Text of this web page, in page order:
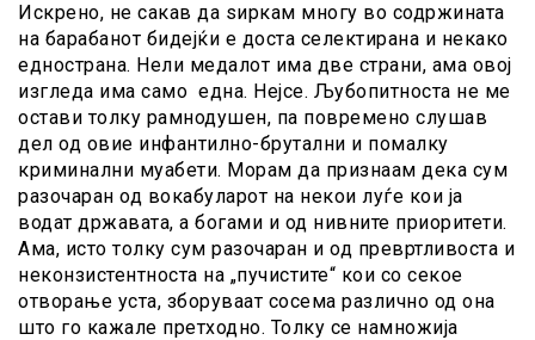
Искрено, не сакав да ѕиркам многу во содржината
на барабанот бидејќи е доста селектирана и некако
еднострана. Нели медалот има две страни, ама овој
изгледа има само една. Нејсе. Љубопитноста не ме
остави толку рамнодушен, па повремено слушав
дел од овие инфантилно-брутални и помалку
криминални муабети. Морам да признаам дека сум
разочаран од вокабуларот на некои луѓе кои ја
водат државата, а богами и од нивните приоритети.
Ама, исто толку сум разочаран и од превртливоста и
неконзистентноста на „пучистите“ кои со секое
отворање уста, зборуваат сосема различно од она
што го кажале претходно. Толку се намножија